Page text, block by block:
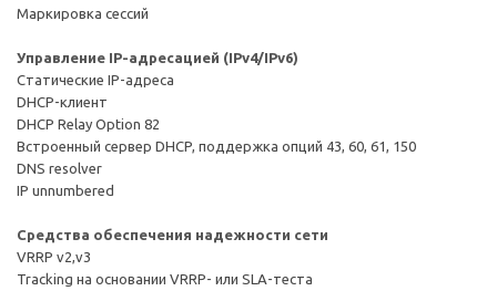
Маркировка сессий
Управление IP-адресацией (IPv4/IPv6)
Статические IP-адреса
DHCP-клиент
DHCP Relay Option 82
Встроенный сервер DHCP, поддержка опций 43, 60, 61, 150
DNS resolver
IP unnumbered
Средства обеспечения надежности сети
VRRP v2,v3
Tracking на основании VRRP- или SLA-теста